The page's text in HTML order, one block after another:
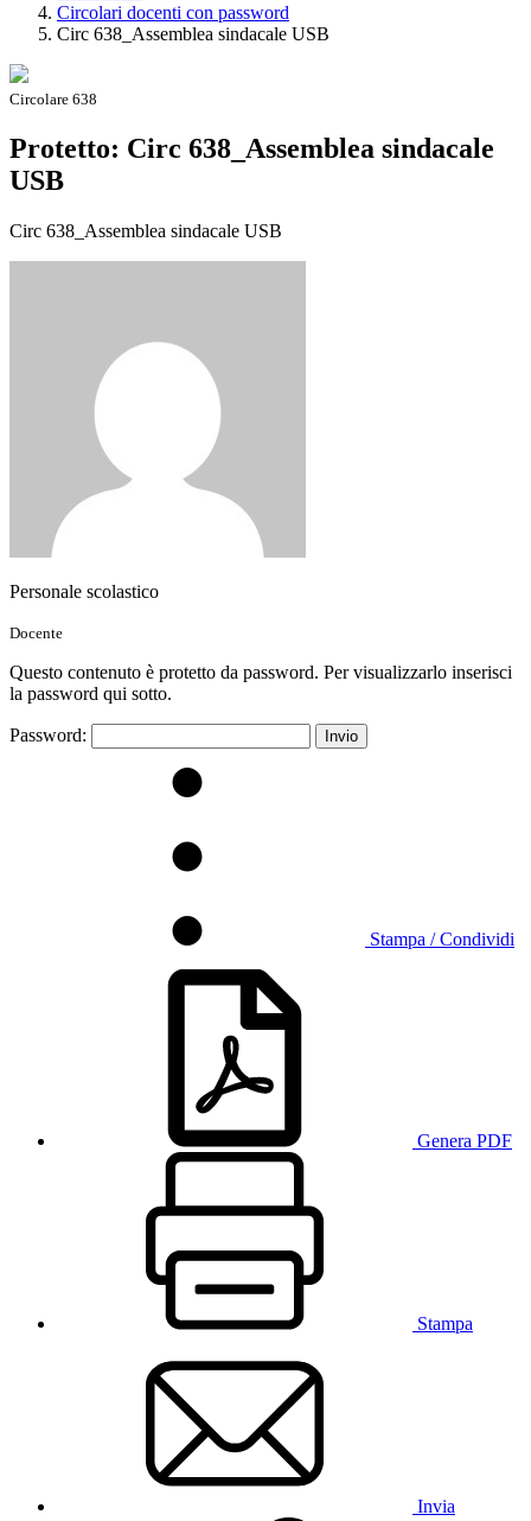
Circolari docenti con password
Circ 638_Assemblea sindacale USB
Circolare 638
Protetto: Circ 638_Assemblea sindacale
USB
Circ 638_Assemblea sindacale USB
Personale scolastico
Docente
Questo contenuto è protetto da password. Per visualizzarlo inserisci
la password qui sotto.
Password:
Stampa / Condividi
Genera PDF
Stampa
Invia